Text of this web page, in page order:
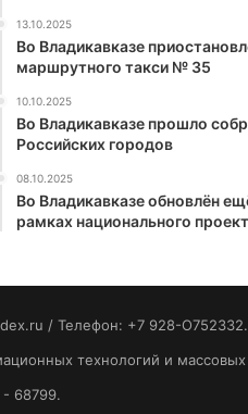
13.10.2025
Во Владикавказе
маршрутного такси № 35
10.10.2025
Во Владикавказе прошло
Российских городов
08.10.2025
Во Владикавказе обновлён
рамках национального
/ Телефон: +7 928-
технологий и
68799.